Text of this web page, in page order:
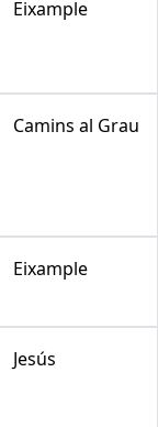
Eixample
Camins al Grau
Eixample
Jesús